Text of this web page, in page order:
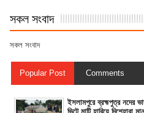
সকল সংবাদ
সকল সংবাদ
Popular Post Comments
ইসলামপুরে ব্রহ্মপুত্র নদের